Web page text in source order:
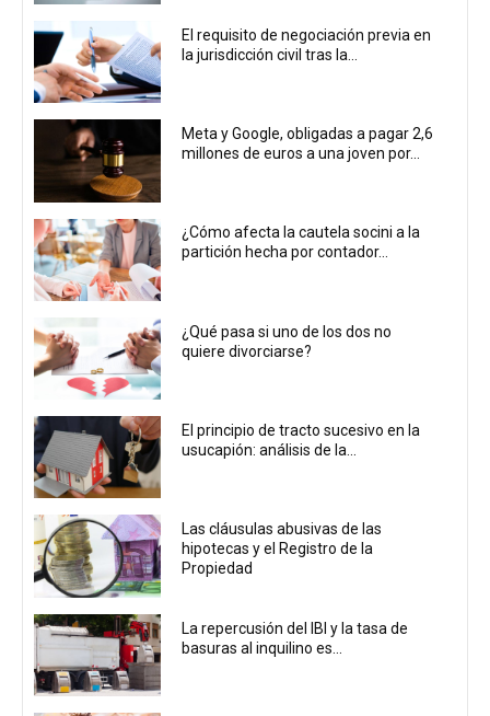
El requisito de negociación previa en
la jurisdicción civil tras la...
Meta y Google, obligadas a pagar 2,6
millones de euros a una joven por...
¿Cómo afecta la cautela socini a la
partición hecha por contador...
¿Qué pasa si uno de los dos no
quiere divorciarse?
El principio de tracto sucesivo en la
usucapión: análisis de la...
Las cláusulas abusivas de las
hipotecas y el Registro de la
Propiedad
La repercusión del IBI y la tasa de
basuras al inquilino es...